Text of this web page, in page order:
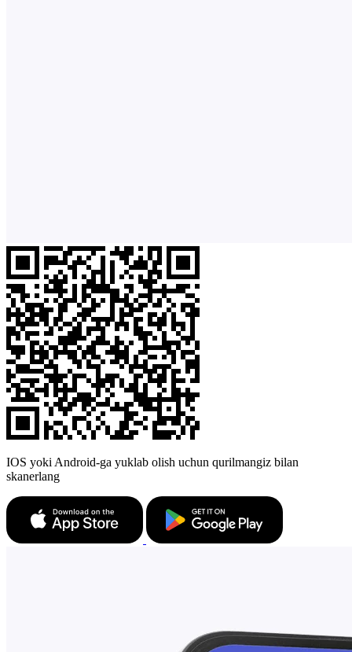
IOS yoki Android-ga yuklab olish uchun qurilmangiz bilan
skanerlang